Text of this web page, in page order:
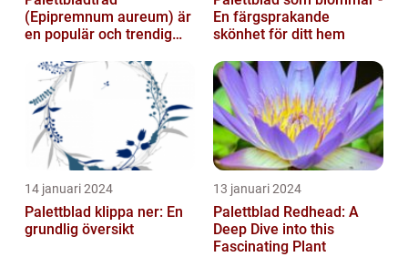
(Epipremnum aureum) är
en populär och trendig
populär de ...
En färgsprakande
skönhet för ditt hem
14 januari 2024
Palettblad klippa ner: En
grundlig översikt
13 januari 2024
Palettblad Redhead: A
Deep Dive into this
Fascinating Plant